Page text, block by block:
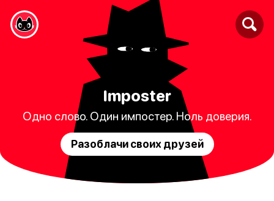
Imposter
Одно слово. Один импостер. Ноль доверия.
Разоблачи своих друзей